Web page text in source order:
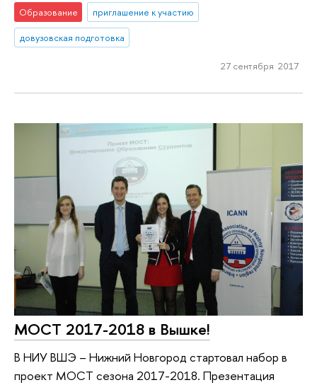
Образование
приглашение к участию
довузовская подготовка
27 сентября 2017
МОСТ 2017-2018 в Вышке!
В НИУ ВШЭ – Нижний Новгород стартовал набор в
проект МОСТ сезона 2017-2018. Презентация